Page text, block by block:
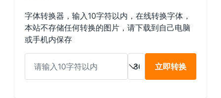
字体转换器，输入10字符以内，在线转换字体，
本站不存储任何转换的图片，请下载到自己电脑
或手机内保存
立即转换